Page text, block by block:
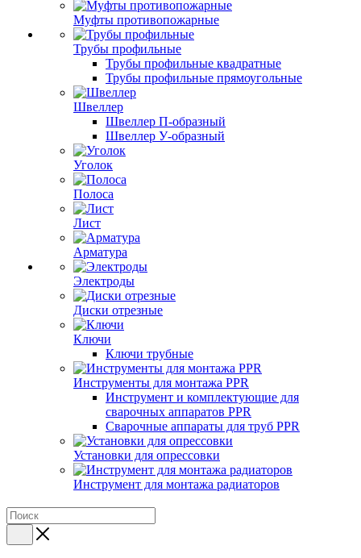
Муфты противопожарные
Трубы профильные
Трубы профильные квадратные
Трубы профильные прямоугольные
Швеллер
Швеллер П-образный
Швеллер У-образный
Уголок
Полоса
Лист
Арматура
Электроды
Диски отрезные
Ключи
Ключи трубные
Инструменты для монтажа PPR
Инструмент и комплектующие для
сварочных аппаратов PPR
Сварочные аппараты для труб PPR
Установки для опрессовки
Инструмент для монтажа радиаторов